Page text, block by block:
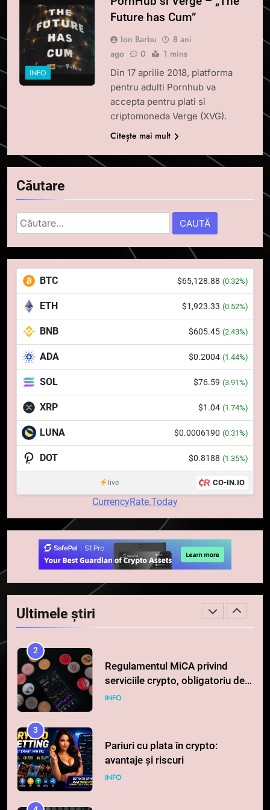
INFO
Future has Cum”
Ion Barbu
8 ani
ago
0 1 mins
Din 17 aprilie 2018, platforma
pentru adulti Pornhub va
accepta pentru plati si
criptomoneda Verge (XVG).
Citește mai mult
Căutare
Caută
după:
BTC $65,128.88 (0.32%)
ETH $1,923.33 (0.52%)
BNB $605.45 (2.43%)
ADA $0.2004 (1.44%)
SOL $76.59 (3.91%)
XRP $1.04 (1.74%)
LUNA $0.0006190 (0.31%)
DOT $0.8188 (1.35%)
live CO-IN.IO
CurrencyRate.Today
Ultimele știri
Squid a strâns 6 milioane de
dolari cu sprijinul Ripple, apoi a
pierdut jumătate din aceștia
într-un atac cibernetic în mai
6
Banii digitali și arhitectura
încrederii: O nouă viziune asupra
banilor în era digitală
7
WhiteBIT și FC Barcelona
pentru a stimula implicarea
fanilor și inovarea în domeniul
finanțelor digitale
Lavazza utilizează tehnologia
blockchain pentru a asigura
STIRI
764 de „balene” dețin 94% din
SHIB, iar prețul se îndreaptă
spre o depășire a pragului de
0,000005 dolari
2
Regulamentul MiCA privind
serviciile crypto, obligatoriu de
la 1 iulie în România
INFO
3
Pariuri cu plata în crypto:
avantaje și riscuri
INFO